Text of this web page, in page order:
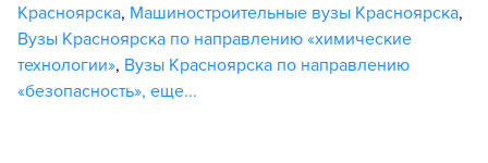
Красноярска, Машиностроительные вузы Красноярска,
Вузы Красноярска по направлению «химические
технологии», Вузы Красноярска по направлению
«безопасность», еще...